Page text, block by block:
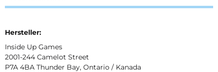
Hersteller:
Inside Up Games
2001-244 Camelot Street
P7A 4BA Thunder Bay, Ontario / Kanada